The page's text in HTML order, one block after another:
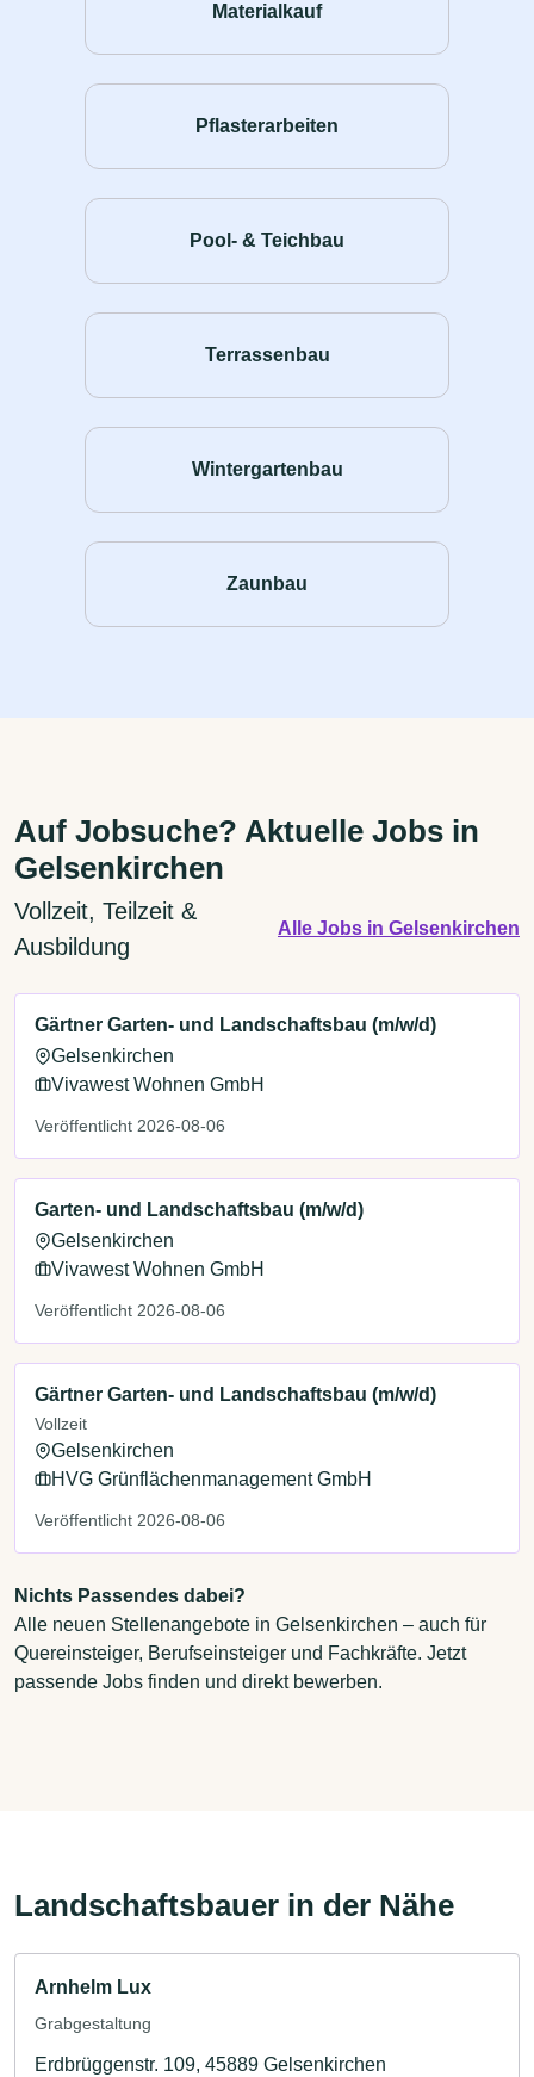
Materialkauf
Pflasterarbeiten
Pool- & Teichbau
Terrassenbau
Wintergartenbau
Zaunbau
Auf Jobsuche? Aktuelle Jobs in
Gelsenkirchen
Vollzeit, Teilzeit &
Ausbildung
Alle Jobs in Gelsenkirchen
Gärtner Garten- und Landschaftsbau (m/w/d)
Gelsenkirchen
Vivawest Wohnen GmbH
Veröffentlicht 2026-08-06
Garten- und Landschaftsbau (m/w/d)
Gelsenkirchen
Vivawest Wohnen GmbH
Veröffentlicht 2026-08-06
Gärtner Garten- und Landschaftsbau (m/w/d)
Vollzeit
Gelsenkirchen
HVG Grünflächenmanagement GmbH
Veröffentlicht 2026-08-06
Nichts Passendes dabei?
Alle neuen Stellenangebote in Gelsenkirchen – auch für
Quereinsteiger, Berufseinsteiger und Fachkräfte. Jetzt
passende Jobs finden und direkt bewerben.
Landschaftsbauer in der Nähe
Arnhelm Lux
Grabgestaltung
Erdbrüggenstr. 109, 45889 Gelsenkirchen